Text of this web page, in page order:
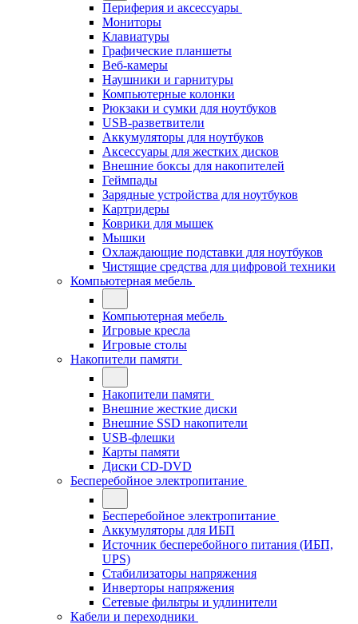
Периферия и аксессуары
Мониторы
Клавиатуры
Графические планшеты
Веб-камеры
Наушники и гарнитуры
Компьютерные колонки
Рюкзаки и сумки для ноутбуков
USB-разветвители
Аккумуляторы для ноутбуков
Аксессуары для жестких дисков
Внешние боксы для накопителей
Геймпады
Зарядные устройства для ноутбуков
Картридеры
Коврики для мышек
Мышки
Охлаждающие подставки для ноутбуков
Чистящие средства для цифровой техники
Компьютерная мебель
Компьютерная мебель
Игровые кресла
Игровые столы
Накопители памяти
Накопители памяти
Внешние жесткие диски
Внешние SSD накопители
USB-флешки
Карты памяти
Диски CD-DVD
Бесперебойное электропитание
Бесперебойное электропитание
Аккумуляторы для ИБП
Источник бесперебойного питания (ИБП,
UPS)
Стабилизаторы напряжения
Инверторы напряжения
Сетевые фильтры и удлинители
Кабели и переходники